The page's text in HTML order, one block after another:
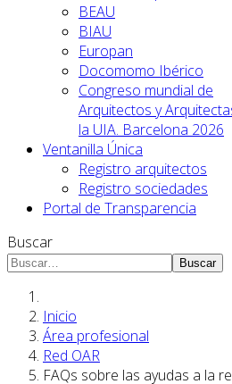
BEAU
BIAU
Europan
Docomomo Ibérico
Congreso mundial de
Arquitectos y
la UIA. Barcelona 2026
Ventanilla Única
Registro arquitectos
Registro sociedades
Portal de Transparencia
Buscar
Buscar
Inicio
Área profesional
Red OAR
FAQs sobre las ayudas a la